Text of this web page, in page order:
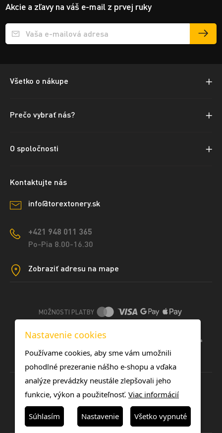
Akcie a zľavy na váš e-mail z prvej ruky
Přihlášení e-mailu k odběru
Všetko o nákupe
Prečo vybrať nás?
O spoločnosti
Kontaktujte nás
info@torextonery.sk
+421 948 011 365
Po-Pia 8.00-16.30
Zobraziť adresu na mape
MOŽNOSTI PLATBY
Nastavenie cookies
Používame cookies, aby sme vám umožnili
pohodlné prezeranie nášho e-shopu a vďaka
analýze prevádzky neustále zlepšovali jeho
funkcie, výkon a použiteľnosť. Viac informácií
Súhlasím Nastavenie Všetko vypnuté